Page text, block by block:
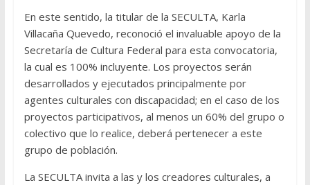
En este sentido, la titular de la SECULTA, Karla
Villacaña Quevedo, reconoció el invaluable apoyo de la
Secretaría de Cultura Federal para esta convocatoria,
la cual es 100% incluyente. Los proyectos serán
desarrollados y ejecutados principalmente por
agentes culturales con discapacidad; en el caso de los
proyectos participativos, al menos un 60% del grupo o
colectivo que lo realice, deberá pertenecer a este
grupo de población.
La SECULTA invita a las y los creadores culturales, a